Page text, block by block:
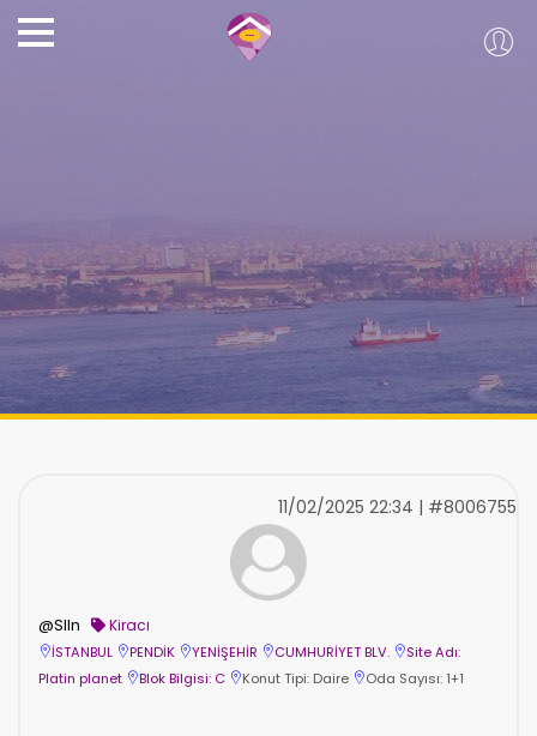
@Slln Kiracı
İSTANBUL PENDİK YENİŞEHİR CUMHURİYET BLV.
Site Adı:
Platin planet
Blok Bilgisi: C Konut Tipi: Daire Oda Sayısı: 1+1
11/02/2025 22:34 | #8006755